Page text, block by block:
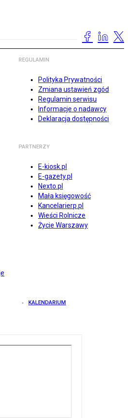
REGULAMIN
Polityka Prywatności
Zmiana ustawień zgód
Regulamin serwisu
Informacje o nadawcy
Deklaracja dostępności
PARTNERZY
E-kiosk.pl
E-gazety.pl
Nexto.pl
Mała księgowość
Kancelarierp.pl
Wieści Rolnicze
Życie Warszawy
KALENDARIUM